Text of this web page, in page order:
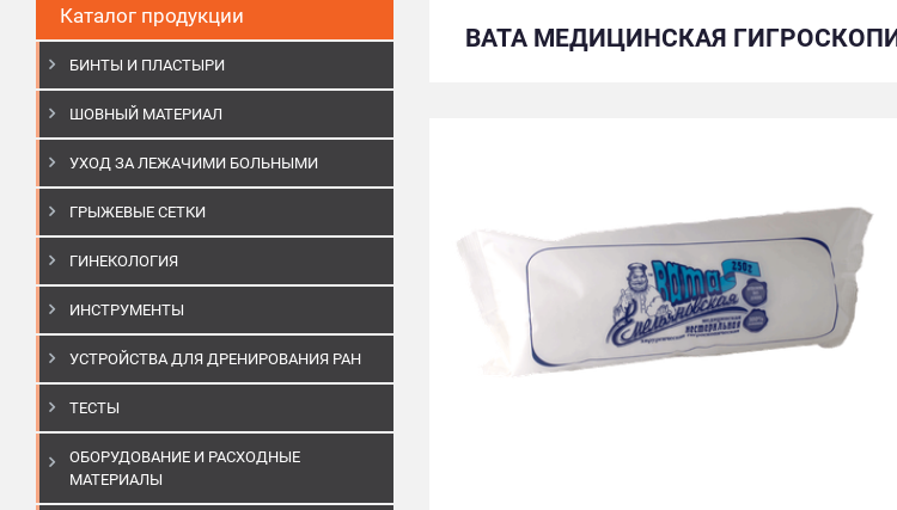
Каталог продукции
БИНТЫ И ПЛАСТЫРИ
ШОВНЫЙ МАТЕРИАЛ
УХОД ЗА ЛЕЖАЧИМИ БОЛЬНЫМИ
ГРЫЖЕВЫЕ СЕТКИ
ГИНЕКОЛОГИЯ
ИНСТРУМЕНТЫ
УСТРОЙСТВА ДЛЯ ДРЕНИРОВАНИЯ РАН
ТЕСТЫ
ОБОРУДОВАНИЕ И РАСХОДНЫЕ
МАТЕРИАЛЫ
ВАТА МЕДИЦИНСКАЯ